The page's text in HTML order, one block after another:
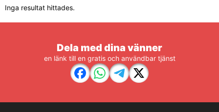
Inga resultat hittades.
Dela med dina vänner
en länk till en gratis och användbar tjänst